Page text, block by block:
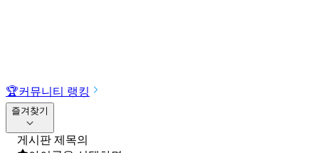
🏆커뮤니티 랭킹
즐겨찾기
게시판 제목의